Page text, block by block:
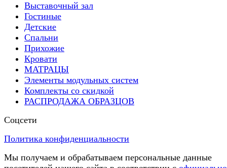
Выставочный зал
Гостиные
Детские
Спальни
Прихожие
Кровати
МАТРАЦЫ
Элементы модульных систем
Комплекты со скидкой
РАСПРОДАЖА ОБРАЗЦОВ
Соцсети
Политика конфиденциальности
Мы получаем и обрабатываем персональные данные